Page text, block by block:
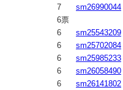
7
sm26990044
6票
6
sm25543209
6
sm25702084
6
sm25985233
6
sm26058490
6
sm26141802